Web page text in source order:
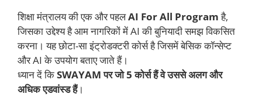
शिक्षा मंत्रालय की एक और पहलAI For All Programहै,
जिसका उद्देश्य है आम नागरिकों में AI की बुनियादी समझ विकसित
करना। यह छोटा-सा इंट्रोडक्टरी कोर्स है जिसमें बेसिक कॉन्सेप्ट
और AI के उपयोग बताए जाते हैं।
ध्यान दें किSWAYAM पर जो 5 कोर्स हैं वे उससे अलग और
अधिक एडवांस्ड हैं।